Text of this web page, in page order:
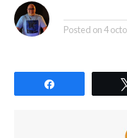
Posted on4